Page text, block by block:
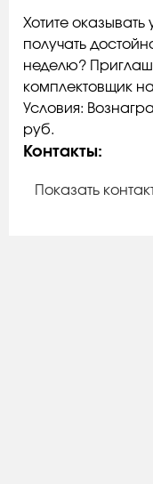
Хотите
получать
неделю?
комплектовщик
Условия:
руб.
Контакты:
Показать